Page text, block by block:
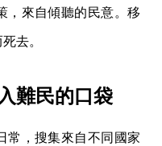
，來自傾聽的民意。移
去。
難民的口袋
常，搜集來自不同國家